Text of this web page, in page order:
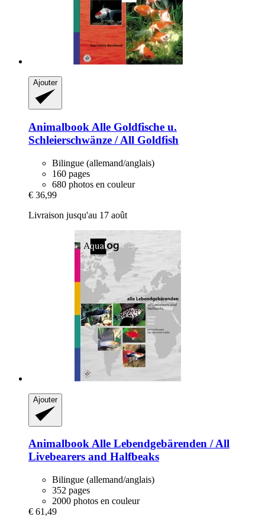
Ajouter
Animalbook Alle Goldfische u.
Schleierschwänze / All Goldfish
Bilingue (allemand/anglais)
160 pages
680 photos en couleur
€ 36,99
Livraison jusqu'au 17 août
Ajouter
AnimalbookAlle Lebendgebärenden / All
Livebearers and Halfbeaks
Bilingue (allemand/anglais)
352 pages
2000 photos en couleur
€ 61,49